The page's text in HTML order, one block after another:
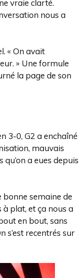
vraie clarté.
nous a
« On avait
» Une formule
la page de son
3-0, G2 a enchaîné
mauvais
qu’on a eues depuis
bonne semaine de
à plat, et ça nous a
en bout, sans
s’est recentrés sur